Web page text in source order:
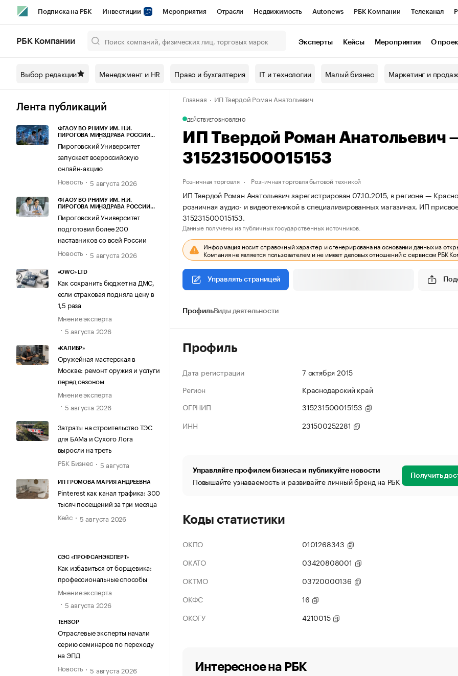
Подписка на РБК Инвестиции Мероприятия Отрасли Недвижимость Autonews РБК Компании Телеканал
Спецпроекты СПб Конференции СПб Спецпроекты Проверка контрагентов
Технологии и медиа Рынок наличной валюты
РБК Компании Эксперты Кейсы Мероприятия О
Выбор редакции Менеджмент и HR Право и бухгалтерия IT и технологии Малый бизнес Маркетинг и
Лента публикаций
ФГАОУ ВО РНИМУ ИМ. Н.И.
ПИРОГОВА МИНЗДРАВА РОССИИ
Пироговский Университет
запускает всероссийскую
онлайн-акцию
Новость
5 августа 2026
ФГАОУ ВО РНИМУ ИМ. Н.И.
ПИРОГОВА МИНЗДРАВА РОССИИ
Пироговский Университет
подготовил более 200
наставников со всей России
Новость
5 августа 2026
«OWC» LTD
Как сохранить бюджет на ДМС,
если страховая подняла цену в
1,5 раза
Мнение эксперта
5 августа 2026
«КАЛИБР»
Оружейная мастерская в
Москве: ремонт оружия и услуги
перед сезоном
Мнение эксперта
5 августа 2026
Затраты на строительство ТЭС
для БАМа и Сухого Лога
выросли на треть
РБК Бизнес
5 августа
ИП ГРОМОВА МАРИЯ АНДРЕЕВНА
Pinterest как канал трафика: 300
тысяч посещений за три месяца
Кейс
5 августа 2026
СЭС «ПРОФСАНЭКСПЕРТ»
Как избавиться от борщевика:
профессиональные способы
Мнение эксперта
5 августа 2026
ТЕНЗОР
Отраслевые эксперты начали
серию семинаров по переходу
на ЭПД
Новость
5 августа 2026
Главная ИП Твердой Роман Анатольевич
ДЕЙСТВУЕТОБНОВЛЕНО
ИП Твердой Роман
315231500015153
Розничная торговля Розничная торговля бытовой техникой
ИП Твердой Роман Анатольевич зарегистрирован 07.10.2015, в регионе —
розничная аудио- и видеотехникой в специализированных магазинах. ИП
315231500015153.
Данные получены из публичных государственных источников.
Информация носит справочный характер и сгенерирована на основании данных из
Компания не является пользователем и не имеет деловых отношений с сервисом РБК
Управлять страницей
ПрофильВиды деятельности
Профиль
Дата регистрации
7 октября 2015
Регион
Краснодарский край
ОГРНИП
315231500015153
ИНН
231500252281
Управляйте профилем бизнеса и публикуйте новости
Повышайте узнаваемость и развивайте личный бренд на РБК Получить
Коды статистики
ОКПО
0101268343
ОКАТО
03420808001
ОКТМО
03720000136
ОКФС
16
ОКОГУ
4210015
Интересное на РБК